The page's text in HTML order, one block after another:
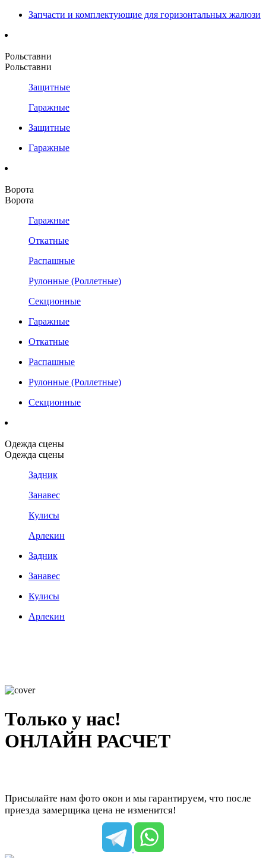
Запчасти и комплектующие для горизонтальных жалюзи
Рольставни
Рольставни
Защитные
Гаражные
Защитные
Гаражные
Ворота
Ворота
Гаражные
Откатные
Распашные
Рулонные (Роллетные)
Секционные
Гаражные
Откатные
Распашные
Рулонные (Роллетные)
Секционные
Одежда сцены
Одежда сцены
Задник
Занавес
Кулисы
Арлекин
Задник
Занавес
Кулисы
Арлекин
Только у нас!
ОНЛАЙН РАСЧЕТ
Присылайте нам фото окон и мы гарантируем, что после
приезда замерщика цена не изменится!